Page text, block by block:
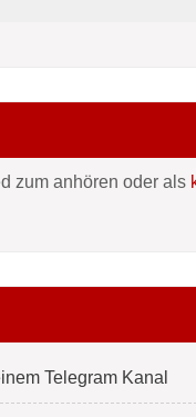
zum anhören oder als
Telegram Kanal